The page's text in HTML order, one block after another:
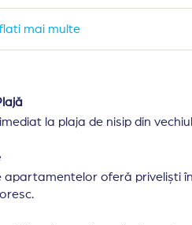
mai multe
la plaja de nisip din
apartamentelor oferă priveliști